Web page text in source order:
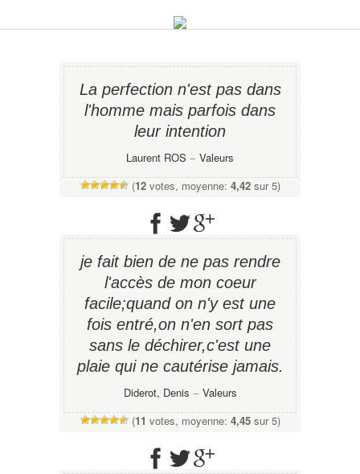
La perfection n'est pas dans
l'homme mais parfois dans
leur intention
Laurent ROS − Valeurs
(12votes, moyenne: 4,42sur 5)
je fait bien de ne pas rendre
l'accès de mon coeur
facile;quand on n'y est une
fois entré,on n'en sort pas
sans le déchirer,c'est une
plaie qui ne cautérise jamais.
Diderot, Denis − Valeurs
(11 votes, moyenne: 4,45sur 5)